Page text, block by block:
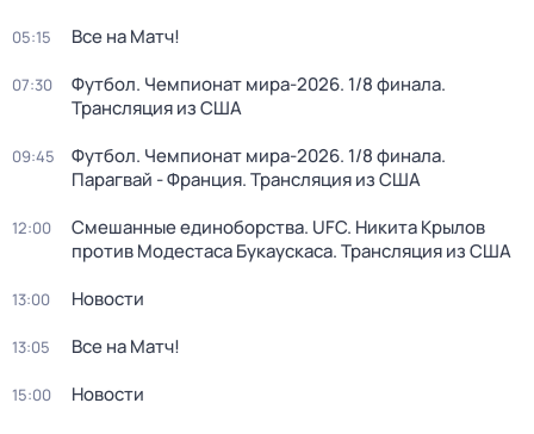
05:15 Все на Матч!
07:30
Футбол. Чемпионат мира-2026. 1/8 финала.
Трансляция из США
09:45
Футбол. Чемпионат мира-2026. 1/8 финала.
Парагвай - Франция. Трансляция из США
12:00
Смешанные единоборства. UFC. Никита Крылов
против Модестаса Букаускаса. Трансляция из США
13:00 Новости
13:05 Все на Матч!
15:00 Новости